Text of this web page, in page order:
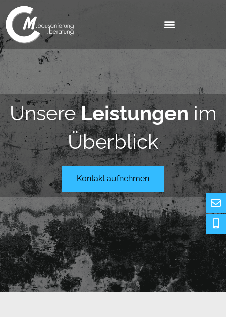
UnsereLeistungenim
Überblick
Kontakt aufnehmen